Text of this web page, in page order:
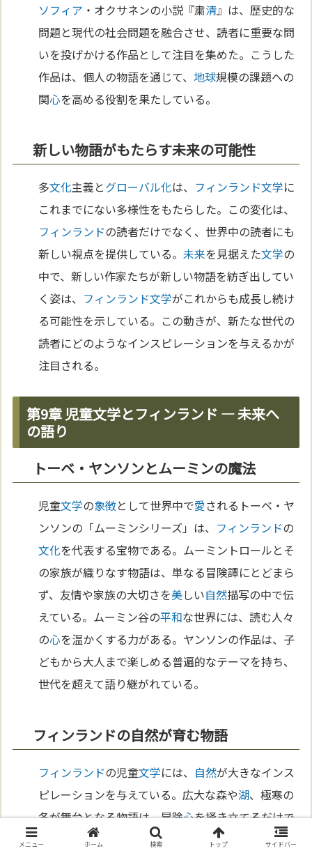
ソフィア ・オクサネンの小説『粛清』は、歴史的な
問題と現代の社会問題を融合させ、読者に重要な問
いを投げかける作品として注目を集めた。こうした
作品は、個人の物語を通じて、地球規模の課題への
関心を高める役割を果たしている。
新しい物語がもたらす未来の可能性
多文化主義とグローバル化は、 フィンランド文学に
これまでにない多様性をもたらした。この変化は、
フィンランドの読者だけでなく、世界中の読者にも
新しい視点を提供している。未来を見据えた文学の
中で、新しい作家たちが新しい物語を紡ぎ出してい
く姿は、 フィンランド文学がこれからも成長し続け
る可能性を示している。この動きが、新たな世代の
読者にどのようなインスピレーションを与えるかが
注目される。
第9章 児童文学とフィンランド ― 未来へ
の語り
トーベ・ヤンソンとムーミンの魔法
児童文学の象徴として世界中で愛されるトーベ・ヤ
ンソンの「ムーミンシリーズ」は、 フィンランドの
文化を代表する宝物である。ムーミントロールとそ
の家族が織りなす物語は、単なる冒険譚にとどまら
ず、友情や家族の大切さを美しい自然描写の中で伝
えている。ムーミン谷の平和な世界には、読む人々
の心を温かくする力がある。ヤンソンの作品は、子
どもから大人まで楽しめる普遍的なテーマを持ち、
世代を超えて語り継がれている。
フィンランドの自然が育む物語
フィンランドの児童文学には、 自然が大きなインス
ピレーションを与えている。広大な森や湖、極寒の
冬が舞台となる物語は、冒険心を掻き立てるだけで
自然と共存する知恵を教える。作家マウリ・
メニュー ホーム 検索 トップ サイドバー